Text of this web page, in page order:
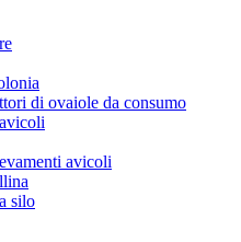
di ovaiole da consumo
avicoli
silo